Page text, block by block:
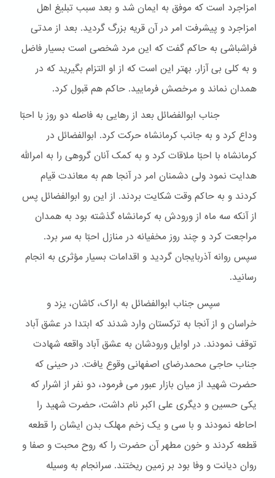
امزاجرد است که موفق به ایمان شد و بعد سبب تبلیغ اهل
امزاجرد و پیشرفت امر در آن قریه بزرگ گردید. بعد از مدتی
فراشباشی به حاکم گفت که این مرد شخصی است بسیار فاضل
و به کلی بی آزار. بهتر این است که از او التزام بگیرید که در
همدان نماند و مرخصش فرمایید. حاکم هم قبول کرد.
جناب ابوالفضائل بعد از رهایی به فاصله دو روز با احبّا
وداع کرد و به جانب کرمانشاه حرکت کرد. ابوالفضائل در
کرمانشاه با احبّا ملاقات کرد و به کمک آنان گروهی را به امرالله
هدایت نمود ولی دشمنان امر در آنجا هم به معاندت قیام
کردند و به حاکم وقت شکایت بردند. از این رو ابوالفضائل پس
از آنکه سه ماه از ورودش به کرمانشاه گذشته بود به همدان
مراجعت کرد و چند روز مخفیانه در منازل احبّا به سر برد.
سپس روانه آذربایجان گردید و اقدامات بسیار مؤثری به انجام
رسانید.
سپس جناب ابوالفضائل به اراک، کاشان، یزد و
خراسان و از آنجا به ترکستان وارد شدند که ابتدا در عشق آباد
توقف نمودند. در اوایل ورودشان به عشق آباد واقعه شهادت
جناب حاجی محمدرضای اصفهانی وقوع یافت. در حینی که
حضرت شهید از میان بازار عبور می فرمود، دو نفر از اشرار که
یکی حسین و دیگری علی اکبر نام داشت، حضرت شهید را
احاطه نمودند و با سی و یک زخم مهلک بدن ایشان را قطعه
قطعه کردند و خون مطهر آن حضرت را که روح محبت و صفا و
روان دیانت و وفا بود بر زمین ریختند. سرانجام به وسیله